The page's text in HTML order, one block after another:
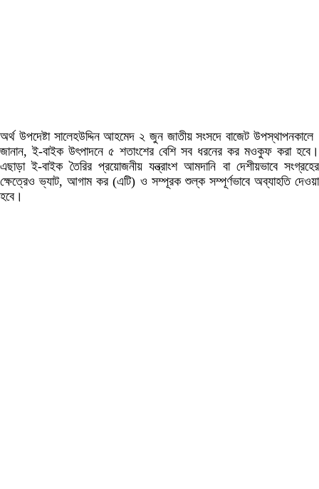
অর্থ উপদেষ্টা সালেহউদ্দিন আহমেদ ২ জুন জাতীয় সংসদে বাজেট উপস্থাপনকালে
জানান, ই-বাইক উৎপাদনে ৫ শতাংশের বেশি সব ধরনের কর মওকুফ করা হবে।
এছাড়া ই-বাইক তৈরির প্রয়োজনীয় যন্ত্রাংশ আমদানি বা দেশীয়ভাবে সংগ্রহের
ক্ষেত্রেও ভ্যাট, আগাম কর (এটি) ও সম্পূরক শুল্ক সম্পূর্ণভাবে অব্যাহতি দেওয়া
হবে।